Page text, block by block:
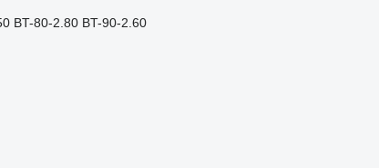
BT-80-2.80 BT-90-2.60